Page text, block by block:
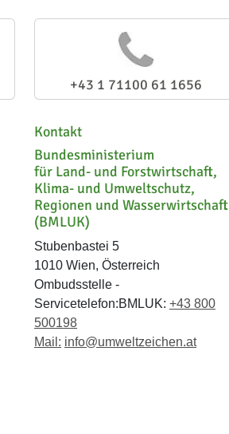
+43 1 71100 61 1656
Kontakt
Bundesministerium
für Land- und Forstwirtschaft,
Klima- und Umweltschutz,
Regionen und Wasserwirtschaft
(BMLUK)
Stubenbastei 5
1010 Wien, Österreich
Ombudsstelle -
Servicetelefon:BMLUK: +43 800
500198
Mail: info@umweltzeichen.at